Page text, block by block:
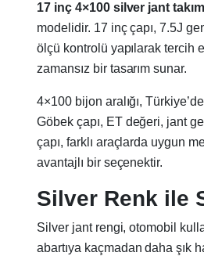
17 inç 4×100 silver jant
modelidir. 17 inç çapı, 7.5J
ölçü kontrolü yapılarak tercih
zamansız bir tasarım sunar.
4×100 bijon aralığı,
Göbek çapı, ET değeri, jant
çapı, farklı araçlarda uygun
avantajlı bir seçenektir.
Silver Renk ile
Silver jant rengi, otomobil
abartıya kaçmadan daha şık